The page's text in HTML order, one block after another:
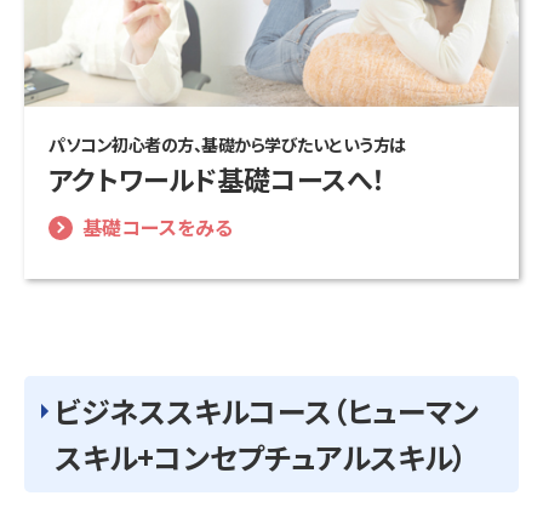
パソコン初心者の方、基礎から学びたいという方は
アクトワールド基礎コースへ！
基礎コースをみる
ビジネススキルコース（ヒューマン
スキル+コンセプチュアルスキル）